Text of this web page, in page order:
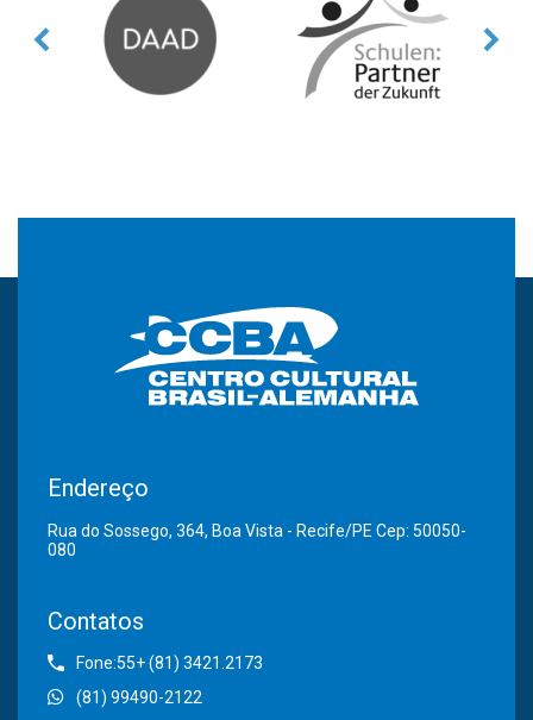
Endereço
Rua do Sossego, 364, Boa Vista - Recife/PE Cep: 50050-
080
Contatos
Fone:55+ (81) 3421.2173
(81) 99490-2122